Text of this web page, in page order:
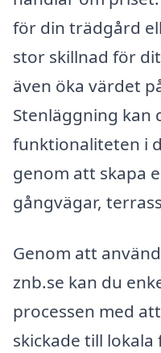
för din trädgård
stor skillnad för
även öka värdet
Stenläggning kan
funktionaliteten i
genom att skapa
gångvägar,
Genom att
znb.se kan du
processen med
skickade till